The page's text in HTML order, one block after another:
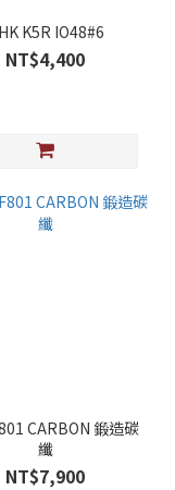
K5R IO48#6
NT$4,400
CARBON 鍛造碳
纖
NT$7,900